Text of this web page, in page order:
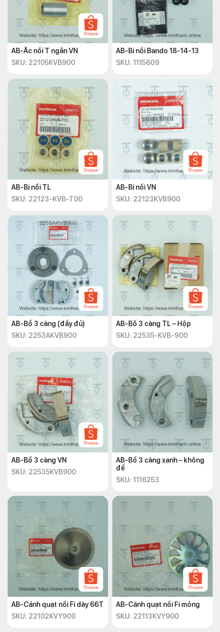
AB-Ắc nồi T ngắn VN
SKU: 22105KVB900
AB-Bi nồi Bando 18-14-13
SKU: 1115609
AB-Bi nồi TL
SKU: 22123-KVB-T00
AB-Bi nồi VN
SKU: 22123KVB900
AB-Bố 3 càng (đầy đủ)
SKU: 2253AKVB900
AB-Bố 3 càng TL – Hộp
SKU: 22535-KVB-900
AB-Bố 3 càng VN
SKU: 22535KVB900
AB-Bố 3 càng xanh – không
đế
SKU: 1116253
AB-Cánh quạt nồi Fi dày 66T
SKU: 22102KVY900
AB-Cánh quạt nồi Fi mỏng
SKU: 22113KVY900